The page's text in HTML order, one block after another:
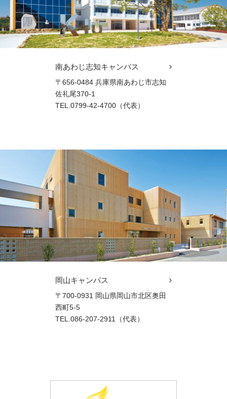
南あわじ志知キャンパス
〒656-0484 兵庫県南あわじ市志知
佐礼尾370-1
TEL.0799-42-4700（代表）
岡山キャンパス
〒700-0931 岡山県岡山市北区奥田
西町5-5
TEL.086-207-2911（代表）